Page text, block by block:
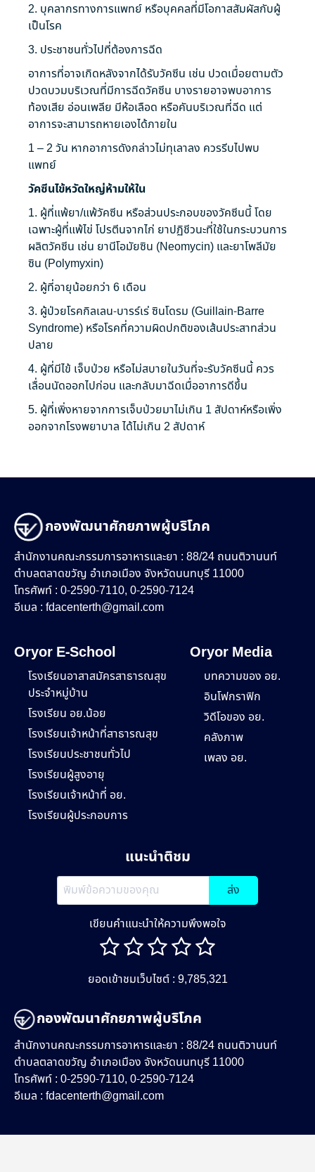
2. บุคลากรทางการแพทย์ หรือบุคคลที่มีโอกาสสัมผัสกับผู้
เป็นโรค
3. ประชาชนทั่วไปที่ต้องการฉีด
อาการที่อาจเกิดหลังจากได้รับวัคซีน เช่น ปวดเมื่อยตามตัว
ปวดบวมบริเวณที่มีการฉีดวัคซีน บางรายอาจพบอาการ
ท้องเสีย อ่อนเพลีย มีห้อเลือด หรือคันบริเวณที่ฉีด แต่
อาการจะสามารถหายเองได้ภายใน
1 – 2 วัน หากอาการดังกล่าวไม่ทุเลาลง ควรรีบไปพบ
แพทย์
วัคซีนไข้หวัดใหญ่ห้ามให้ใน
1. ผู้ที่แพ้ยา/แพ้วัคซีน หรือส่วนประกอบของวัคซีนนี้ โดย
เฉพาะผู้ที่แพ้ไข่ โปรตีนจากไก่ ยาปฏิชีวนะที่ใช้ในกระบวนการ
ผลิตวัคซีน เช่น ยานีโอมัยซิน (Neomycin) และยาโพลีมัย
ซิน (Polymyxin)
2. ผู้ที่อายุน้อยกว่า 6 เดือน
3. ผู้ป่วยโรคกิลเลน-บารร์เร่ ซินโดรม (Guillain-Barre
Syndrome) หรือโรคที่ความผิดปกติของเส้นประสาทส่วน
ปลาย
4. ผู้ที่มีไข้ เจ็บป่วย หรือไม่สบายในวันที่จะรับวัคซีนนี้ ควร
เลื่อนนัดออกไปก่อน และกลับมาฉีดเมื่ออาการดีขึ้น
5. ผู้ที่เพิ่งหายจากการเจ็บป่วยมาไม่เกิน 1 สัปดาห์หรือเพิ่ง
ออกจากโรงพยาบาล ได้ไม่เกิน 2 สัปดาห์
กองพัฒนาศักยภาพผู้บริโภค
สำนักงานคณะกรรมการอาหารและยา : 88/24 ถนนติวานนท์
ตำบลตลาดขวัญ อำเภอเมือง จังหวัดนนทบุรี 11000
โทรศัพท์ : 0-2590-7110, 0-2590-7124
อีเมล : fdacenterth@gmail.com
Oryor E-School
โรงเรียนอาสาสมัครสาธารณสุข
ประจำหมู่บ้าน
โรงเรียน อย.น้อย
โรงเรียนเจ้าหน้าที่สาธารณสุข
โรงเรียนประชาชนทั่วไป
โรงเรียนผู้สูงอายุ
โรงเรียนเจ้าหน้าที่ อย.
โรงเรียนผู้ประกอบการ
Oryor Media
บทความของ อย.
อินโฟกราฟิก
วิดีโอของ อย.
คลังภาพ
เพลง อย.
แนะนำติชม
ส่ง
เขียนคำแนะนำให้ความพึงพอใจ
ยอดเข้าชมเว็บไซต์ : 9,785,321
กองพัฒนาศักยภาพผู้บริโภค
สำนักงานคณะกรรมการอาหารและยา : 88/24 ถนนติวานนท์
ตำบลตลาดขวัญ อำเภอเมือง จังหวัดนนทบุรี 11000
โทรศัพท์ : 0-2590-7110, 0-2590-7124
อีเมล : fdacenterth@gmail.com